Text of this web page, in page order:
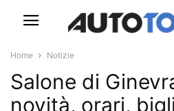
Home Notizie
Salone di
novità, orari,